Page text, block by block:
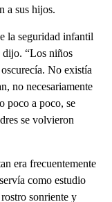
a sus hijos.
la seguridad infantil
dijo. “Los niños
No existía
no necesariamente
poco a poco, se
se volvieron
era frecuentemente
como estudio
sonriente y